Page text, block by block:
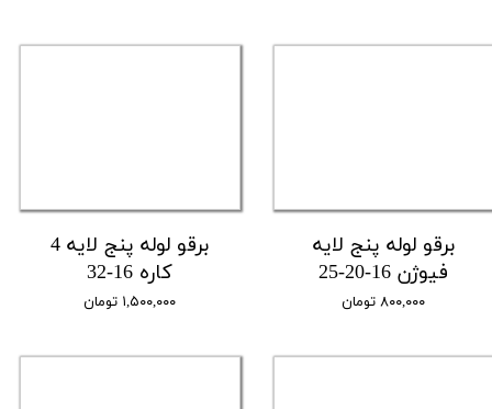
برقو لوله پنج لایه
فیوژن 16-20-25
۸۰۰,۰۰۰ تومان
برقو لوله پنج لایه 4
کاره 16-32
۱,۵۰۰,۰۰۰ تومان